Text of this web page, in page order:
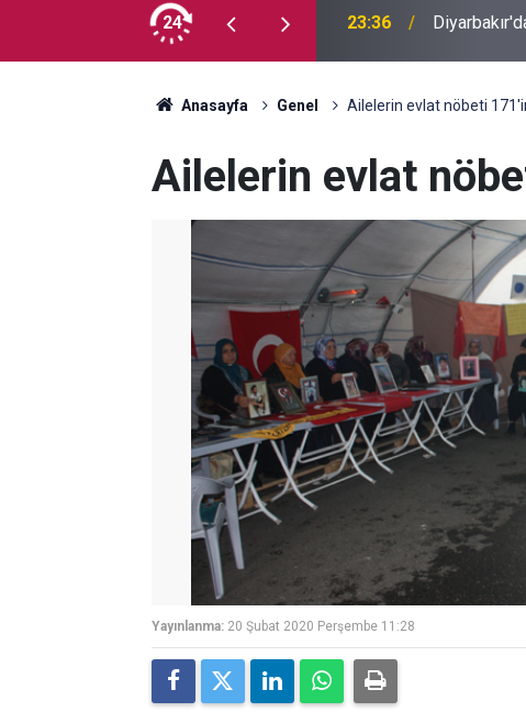
24
kez doğum günü kutladılar 23:36
Anasayfa Genel Ailelerin evlat nöbeti
Ailelerin evlat
Yayınlanma: 20 Şubat 2020 Perşembe 11:28